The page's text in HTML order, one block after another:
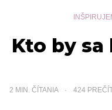
Kto by sa
2 MIN. ČÍTANIA 424